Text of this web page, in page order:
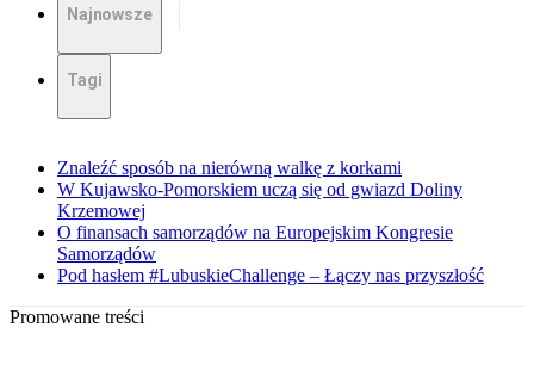
Najnowsze
Tagi
Znaleźć sposób na nierówną walkę z korkami
W Kujawsko-Pomorskiem uczą się od gwiazd Doliny
Krzemowej
O finansach samorządów na Europejskim Kongresie
Samorządów
Pod hasłem #LubuskieChallenge – Łączy nas przyszłość
Promowane treści